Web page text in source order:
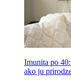
Imunita po
ako ju